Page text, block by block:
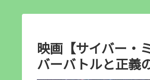
映画【サイバー・
バーバトルと正義